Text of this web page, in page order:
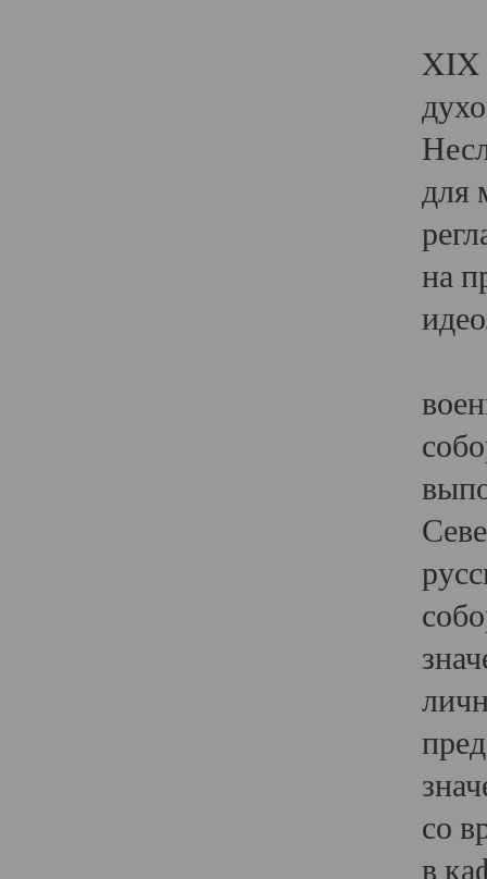
XIX
для
на
со
в